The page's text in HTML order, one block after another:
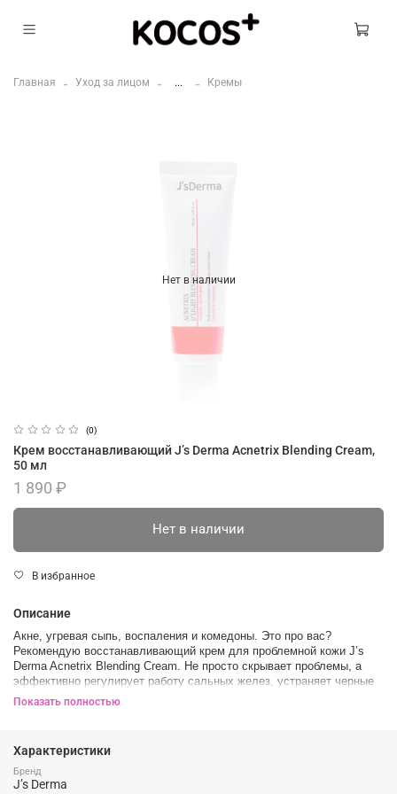
Главная Уход за лицом ... Кремы
Нет в наличии
(0)
Крем восстанавливающий J’s Derma Acnetrix Blending Cream,
50 мл
1 890 ₽
Нет в наличии
В избранное
Описание
Акне, угревая сыпь, воспаления и комедоны. Это про вас?
Рекомендую восстанавливающий крем для проблемной кожи J’s
Derma Acnetrix Blending Cream. Не просто скрывает проблемы, а
эффективно регулирует работу сальных желез, устраняет черные
точки, очищает поры и способствует их сужению. Кроме того,
чему подстегивает собственные иммуностимулирующие
регенерирующие функции кожи, способствует восстановлению ее
защитных свойств. Действие направлено на первопричину
Показать полностью
Характеристики
Бренд
J’s Derma